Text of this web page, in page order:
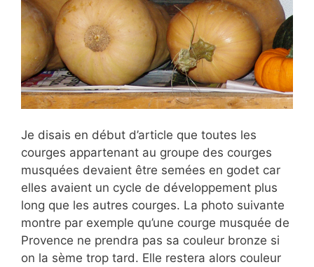
Je disais en début d’article que toutes les
courges appartenant au groupe des courges
musquées devaient être semées en godet car
elles avaient un cycle de développement plus
long que les autres courges. La photo suivante
montre par exemple qu’une courge musquée de
Provence ne prendra pas sa couleur bronze si
on la sème trop tard. Elle restera alors couleur